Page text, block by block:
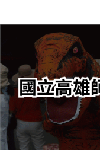
轉
要
內
容